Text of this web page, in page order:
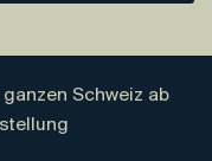
Schweiz ab